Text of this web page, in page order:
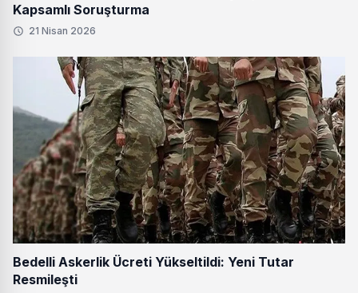
Kapsamlı Soruşturma
21 Nisan 2026
Bedelli Askerlik Ücreti Yükseltildi: Yeni Tutar
Resmileşti